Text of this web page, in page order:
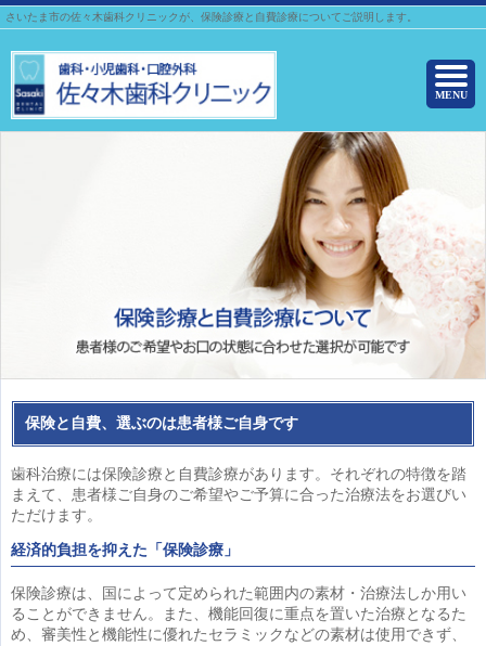
さいたま市の佐々木歯科クリニックが、保険診療と自費診療についてご説明します。
MENU
保険と自費、選ぶのは患者様ご自身です
歯科治療には保険診療と自費診療があります。それぞれの特徴を踏
まえて、患者様ご自身のご希望やご予算に合った治療法をお選びい
ただけます。
経済的負担を抑えた「保険診療」
保険診療は、国によって定められた範囲内の素材・治療法しか用い
ることができません。また、機能回復に重点を置いた治療となるた
め、審美性と機能性に優れたセラミックなどの素材は使用できず、